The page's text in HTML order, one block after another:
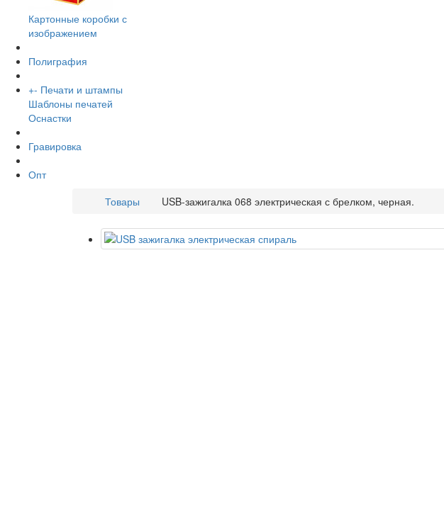
Картонные коробки с
изображением
Полиграфия
+- Печати и штампы
Шаблоны печатей
Оснастки
Гравировка
Опт
Товары
USB-зажигалка 068 электрическая с брелком, черная.